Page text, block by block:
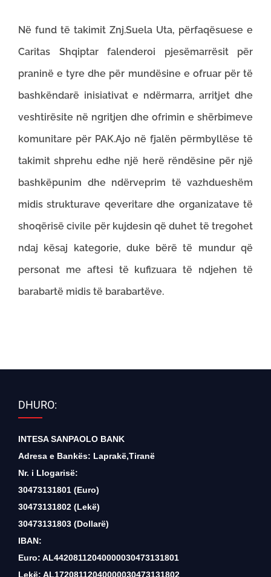
Në fund të takimit Znj.Suela Uta, përfaqësuese e
Caritas Shqiptar falenderoi pjesëmarrësit për
praninë e tyre dhe për mundësine e ofruar për të
bashkëndarë inisiativat e ndërmarra, arritjet dhe
veshtirësite në ngritjen dhe ofrimin e shërbimeve
komunitare për PAK.Ajo në fjalën përmbyllëse të
takimit shprehu edhe një herë rëndësine për një
bashkëpunim dhe ndërveprim të vazhdueshëm
midis strukturave qeveritare dhe organizatave të
shoqërisë civile për kujdesin që duhet të tregohet
ndaj kësaj kategorie, duke bërë të mundur që
personat me aftesi të kufizuara të ndjehen të
barabartë midis të barabartëve.
DHURO:
INTESA SANPAOLO BANK
Adresa e Bankës: Laprakë,Tiranë
Nr. i Llogarisë:
30473131801 (Euro)
30473131802 (Lekë)
30473131803 (Dollarë)
IBAN:
Euro: AL44208112040000030473131801
Lekë: AL17208112040000030473131802